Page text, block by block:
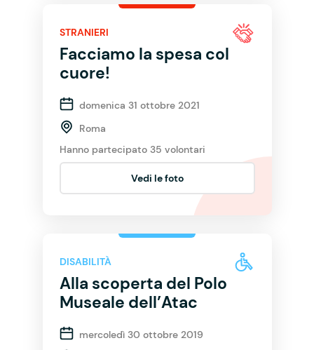
STRANIERI
Facciamo la spesa col
cuore!
domenica 31 ottobre 2021
Roma
Hanno partecipato 35 volontari
Vedi le foto
DISABILITÀ
Alla scoperta del Polo
Museale dell’Atac
mercoledì 30 ottobre 2019